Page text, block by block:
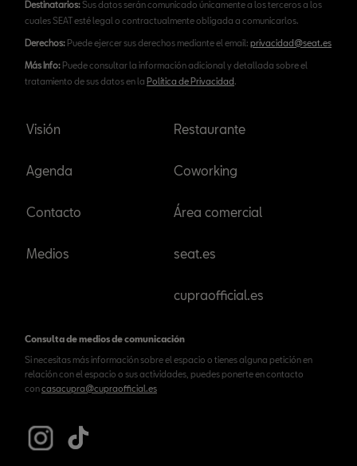
Destinatarios:Sus datos serán comunicado únicamente a los terceros a los
cuales SEAT esté legal o contractualmente obligada a comunicarlos.
Derechos: Puede ejercer sus derechos mediante el email: privacidad@seat.es
Más Info: Puede consultar la información adicional y detallada sobre el
tratamiento de sus datos en la Política de Privacidad.
Visión
Agenda
Contacto
Medios
Restaurante
Coworking
Área comercial
seat.es
cupraofficial.es
Consulta de medios de comunicación
Si necesitas más información sobre el espacio o tienes alguna petición en
relación con el espacio o sus actividades, puedes ponerte en contacto
concasacupra@cupraofficial.es